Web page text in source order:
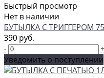
Быстрый просмотр
Нет в наличии
БУТЫЛКА С ТРИГГЕРОМ
390 руб.
-
Уведомить о поступлении